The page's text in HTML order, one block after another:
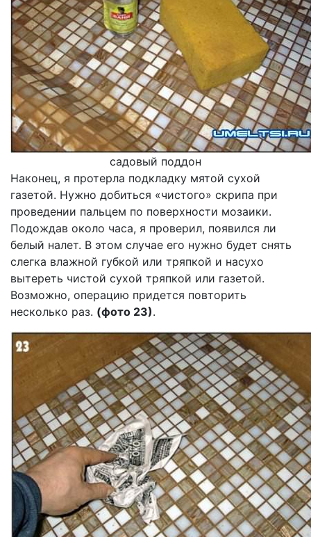
садовый поддон
Наконец, я протерла подкладку мятой сухой
газетой. Нужно добиться «чистого» скрипа при
проведении пальцем по поверхности мозаики.
Подождав около часа, я проверил, появился ли
белый налет. В этом случае его нужно будет снять
слегка влажной губкой или тряпкой и насухо
вытереть чистой сухой тряпкой или газетой.
Возможно, операцию придется повторить
несколько раз. (фото 23).